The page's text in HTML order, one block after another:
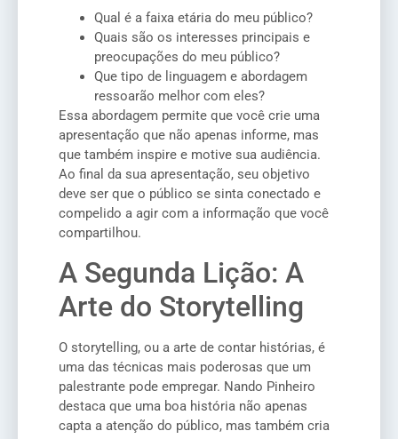
Qual é a faixa etária do meu público?
Quais são os interesses principais e
preocupações do meu público?
Que tipo de linguagem e abordagem
ressoarão melhor com eles?
Essa abordagem permite que você crie uma
apresentação que não apenas informe, mas
que também inspire e motive sua audiência.
Ao final da sua apresentação, seu objetivo
deve ser que o público se sinta conectado e
compelido a agir com a informação que você
compartilhou.
A Segunda Lição: A
Arte do Storytelling
O storytelling, ou a arte de contar histórias, é
uma das técnicas mais poderosas que um
palestrante pode empregar. Nando Pinheiro
destaca que uma boa história não apenas
capta a atenção do público, mas também cria